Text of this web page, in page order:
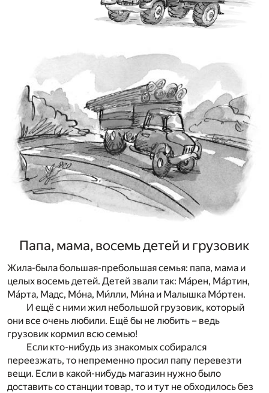
Папа, мама, восемь детей и грузовик
Жила-была большая-пребольшая семья: папа, мама и
целых восемь детей. Детей звали так: Мáрен, Мáртин,
Мáрта, Мадс, Мóна, Ми́лли, Ми́на и Малышка Мо́ртен.
И ещё с ними жил небольшой грузовик, который
они все очень любили. Ещё бы не любить – ведь
грузовик кормил всю семью!
Если кто-нибудь из знакомых собирался
переезжать, то непременно просил папу перевезти
вещи. Если в какой-нибудь магазин нужно было
доставить со станции товар, то и тут не обходилось без